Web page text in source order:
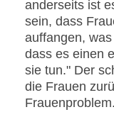
anderseits ist
sein, dass
auffangen,
dass es einen
sie tun." Der
die Frauen